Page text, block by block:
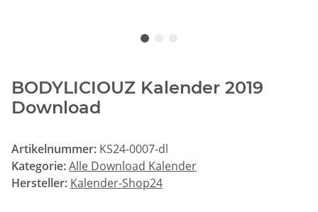
BODYLICIOUZ Kalender 2019
Download
Artikelnummer: KS24-0007-dl
Kategorie:Alle Download Kalender
Hersteller: Kalender-Shop24